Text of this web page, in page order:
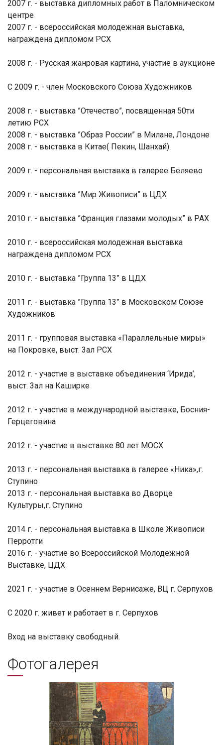
2007 г. - выставка дипломных работ в Паломническом
центре
2007 г. - всероссийская молодежная выставка,
награждена дипломом РСХ
2008 г. - Русская жанровая картина, участие в аукционе
С 2009 г. - член Московского Союза Художников
2008 г. - выставка ”Отечество”, посвященная 50ти
летию РСХ
2008 г. - выставка ”Образ России” в Милане, Лондоне
2008 г. - выставка в Китае( Пекин, Шанхай)
2009 г. - персональная выставка в галерее Беляево
2009 г. - выставка ”Мир Живописи” в ЦДХ
2010 г. - выставка ”Франция глазами молодых” в РАХ
2010 г. - всероссийская молодежная выставка
награждена дипломом РСХ
2010 г. - выставка ”Группа 13” в ЦДХ
2011 г. - выставка ”Группа 13” в Московском Союзе
Художников
2011 г. - групповая выставка «Параллельные миры»
на Покровке, выст. 3ал РСХ
2012 г. - участие в выставке объединения ‘Ирида’,
выст. 3ал на Каширке
2012 г. - участие в международной выставке, Босния-
Герцеговина
2012 г. - участие в выставке 80 лет МОСХ
2013 г. - персональная выставка в галерее «Ника»,г.
Ступино
2013 г. - персональная выставка во Дворце
Культуры,г. Ступино
2014 г. - персональная выставка в Школе Живописи
Перротги
2016 г. - участие во Всероссийской Молодежной
Выставке, ЦДХ
2021 г. - участие в Осеннем Вернисаже, ВЦ г. Серпухов
С 2020 г. живет и работает в г. Серпухов
Вход на выставку свободный.
Фотогалерея